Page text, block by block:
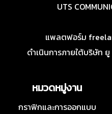
UTS
แพลตฟอร์ม
ดำเนินการภายใต้บริษัท
หมวดหมู่งาน
กราฟิกและการออกแบบ